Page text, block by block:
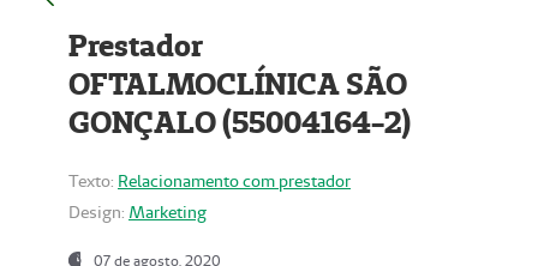
Prestador
OFTALMOCLÍNICA SÃO
GONÇALO (55004164-2)
Texto: Relacionamento com prestador
Design: Marketing
07 de agosto, 2020